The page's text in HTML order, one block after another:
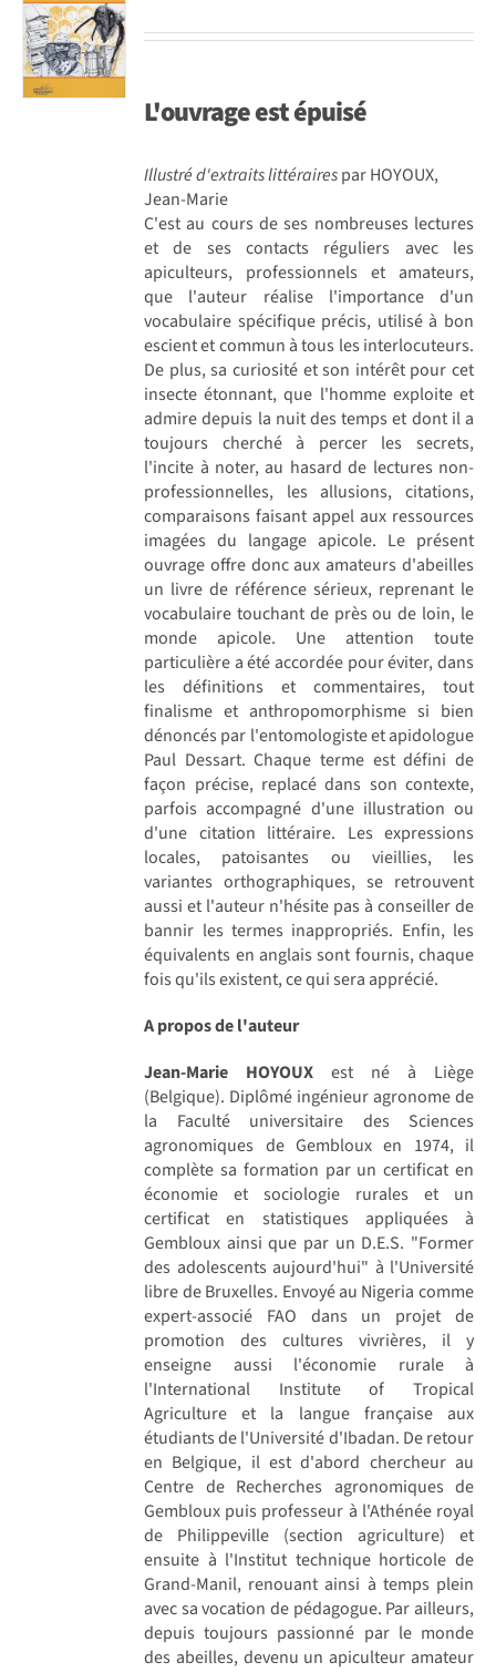
L'ouvrage estépuisé
Illustré d'extraits littérairespar HOYOUX,
Jean-Marie
C'est au cours de ses nombreuses lectures
et de ses contacts réguliers avec les
apiculteurs, professionnels et amateurs,
que l'auteur réalise l'importance d'un
vocabulaire spécifique précis, utilisé à bon
escient et commun à tous les interlocuteurs.
De plus, sa curiosité et son intérêt pour cet
insecte étonnant, que l'homme exploite et
admire depuis la nuit des temps et dont il a
toujours cherché à percer les secrets,
l'incite à noter, au hasard de lectures non-
professionnelles, les allusions, citations,
comparaisons faisant appel aux ressources
imagées du langage apicole. Le présent
ouvrage offre donc aux amateurs d'abeilles
un livre de référence sérieux, reprenant le
vocabulaire touchant de près ou de loin, le
monde apicole. Une attention toute
particulière a été accordée pour éviter, dans
les définitions et commentaires, tout
finalisme et anthropomorphisme si bien
dénoncés par l'entomologiste et apidologue
Paul Dessart. Chaque terme est défini de
façon précise, replacé dans son contexte,
parfois accompagné d'une illustration ou
d'une citation littéraire. Les expressions
locales, patoisantes ou vieillies, les
variantes orthographiques, se retrouvent
aussi et l'auteur n'hésite pas à conseiller de
bannir les termes inappropriés. Enfin, les
équivalents en anglais sont fournis, chaque
fois qu'ils existent, ce qui sera apprécié.
A propos de l'auteur
Jean-Marie HOYOUX est né à Liège
(Belgique). Diplômé ingénieur agronome de
la Faculté universitaire des Sciences
agronomiques de Gembloux en 1974, il
complète sa formation par un certificat en
économie et sociologie rurales et un
certificat en statistiques appliquées à
Gembloux ainsi que par un D.E.S. "Former
des adolescents aujourd'hui" à l'Université
libre de Bruxelles. Envoyé au Nigeria comme
expert-associé FAO dans un projet de
promotion des cultures vivrières, il y
enseigne aussi l'économie rurale à
l'International Institute of Tropical
Agriculture et la langue française aux
étudiants de l'Université d'Ibadan. De retour
en Belgique, il est d'abord chercheur au
Centre de Recherches agronomiques de
Gembloux puis professeur à l'Athénée royal
de Philippeville (section agriculture) et
ensuite à l'Institut technique horticole de
Grand-Manil, renouant ainsi à temps plein
avec sa vocation de pédagogue. Par ailleurs,
depuis toujours passionné par le monde
des abeilles, devenu un apiculteur amateur